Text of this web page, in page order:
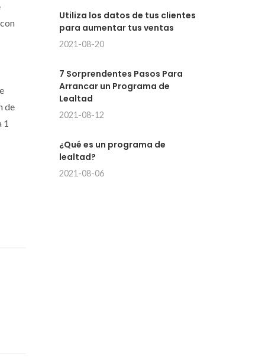
de
1
Utiliza los datos de tus clientes
para aumentar tus ventas
2021-08-20
7 Sorprendentes Pasos Para
Arrancar un Programa de
Lealtad
2021-08-12
¿Qué es un programa de
lealtad?
2021-08-06